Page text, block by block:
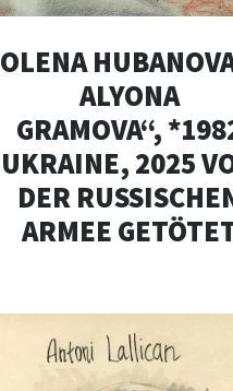
OLENA
ALYONA
GRAMOVA“,
UKRAINE, 2025
DER
ARMEE